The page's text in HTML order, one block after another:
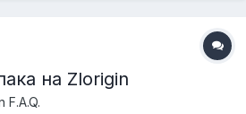
на Zlorigin
F.A.Q.